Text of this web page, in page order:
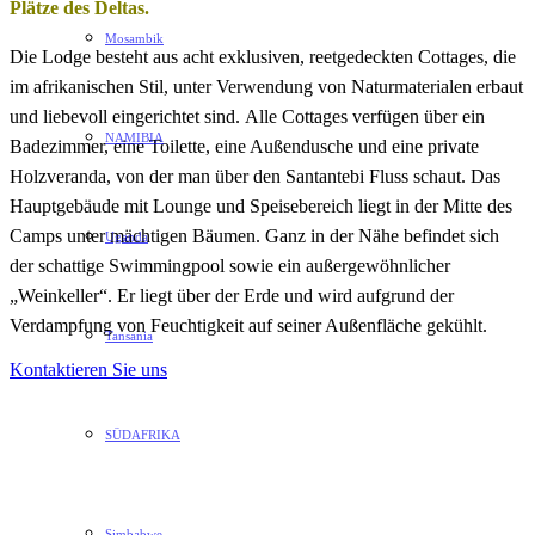
Mosambik
NAMIBIA
Uganda
Tansania
SÜDAFRIKA
Plätze des Deltas.
Die Lodge besteht aus acht exklusiven, reetgedeckten Cottages, die
im afrikanischen Stil, unter Verwendung von Naturmaterialen erbaut
und liebevoll eingerichtet sind. Alle Cottages verfügen über ein
Badezimmer, eine Toilette, eine Außendusche und eine private
Holzveranda, von der man über den Santantebi Fluss schaut. Das
Hauptgebäude mit Lounge und Speisebereich liegt in der Mitte des
Camps unter mächtigen Bäumen. Ganz in der Nähe befindet sich
der schattige Swimmingpool sowie ein außergewöhnlicher
„Weinkeller“. Er liegt über der Erde und wird aufgrund der
Verdampfung von Feuchtigkeit auf seiner Außenfläche gekühlt.
Kontaktieren Sie uns